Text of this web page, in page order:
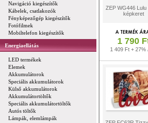
Navigáció kiegészítők
Kábelek, csatlakozók
Fényképezőgép kiegészítők
Fotófilmek
Mobiltelefon kiegészítők
Energiaellátás
LED termékek
Elemek
Akkumulátorok
Speciális akkumulátorok
Külső akkumulátorok
Akkumulátortöltők
Speciális akkumulátortöltők
Autós töltők
Lámpák, elemlámpák
ZEP WG446 Lulu
képkeret
1 790
1 409 Ft + 27%